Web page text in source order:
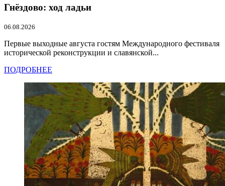
Гнёздово: ход ладьи
06.08.2026
Первые выходные августа гостям Международного фестиваля
исторической реконструкции и славянской...
ПОДРОБНЕЕ